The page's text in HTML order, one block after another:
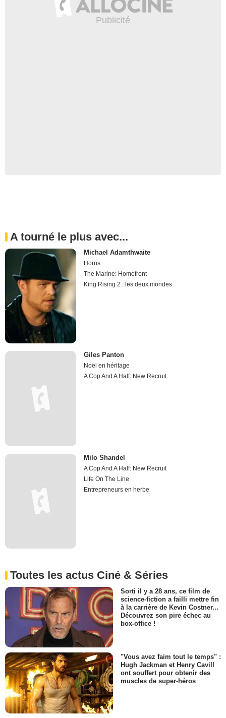
A tourné le plus avec...
Michael Adamthwaite
Horns
The Marine: Homefront
King Rising 2 : les deux mondes
Giles Panton
Noël en héritage
A Cop And A Half: New Recruit
Milo Shandel
A Cop And A Half: New Recruit
Life On The Line
Entrepreneurs en herbe
Toutes les actus Ciné & Séries
Sorti il y a 28 ans, ce film de
science-fiction a failli mettre fin
à la carrière de Kevin Costner...
Découvrez son pire échec au
box-office !
"Vous avez faim tout le temps" :
Hugh Jackman et Henry Cavill
ont souffert pour obtenir des
muscles de super-héros